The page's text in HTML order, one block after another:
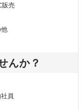
販売
んか？
員